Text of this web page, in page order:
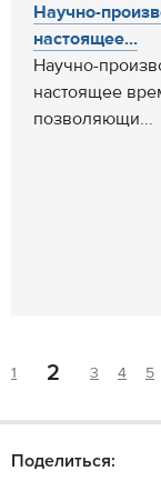
Научно-
настоящее...
Научно-
настоящее
позволяющи...
1 2 3 4 5
Поделиться: